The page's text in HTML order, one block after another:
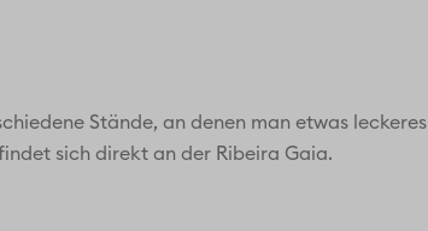
Stände, an denen man etwas leckeres
sich direkt an der Ribeira Gaia.